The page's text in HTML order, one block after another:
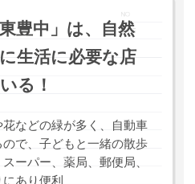
豊中」は、自然
生活に必要な店
る！
花などの緑が多く、自動車
で、子どもと一緒の散歩
ーパー、薬局、郵便局、
あり便利